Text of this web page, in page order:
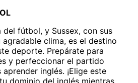
del fútbol, y Sussex, con sus
clima, es el destino
deporte. Prepárate para
y perfeccionar el partido
inglés. ¡Elige este
dominio del inglés mientras